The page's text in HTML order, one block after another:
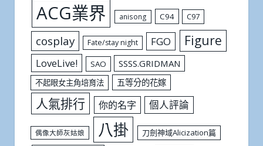
ACG業界 anisong C94 C97
cosplay Fate/stay night FGO Figure
LoveLive! SAO SSSS.GRIDMAN
不起眼女主角培育法 五等分的花嫁
人氣排行 你的名字 個人評論
偶像大師灰姑娘 八掛 刀劍神域Alicization篇